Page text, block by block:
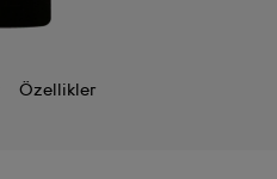
Özellikler